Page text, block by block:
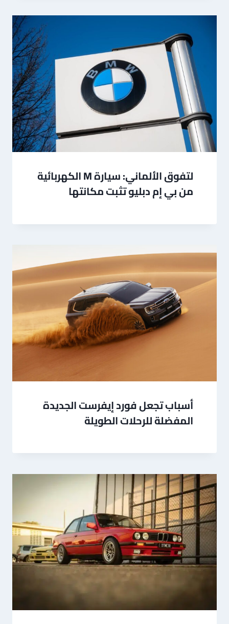
لتفوق الألماني: سيارة M الكهربائية
من بي إم دبليو تثبت مكانتها
أسباب تجعل فورد إيفرست الجديدة
المفضلة للرحلات الطويلة